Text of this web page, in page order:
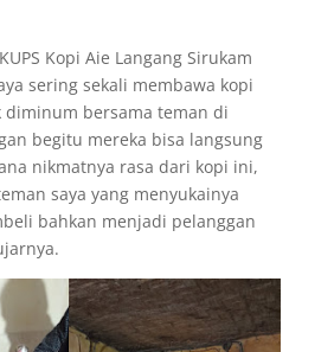
Kopi Aie Langang Sirukam
sering sekali membawa kopi
bersama teman di
begitu mereka bisa langsung
nikmatnya rasa dari kopi ini,
saya yang menyukainya
bahkan menjadi pelanggan